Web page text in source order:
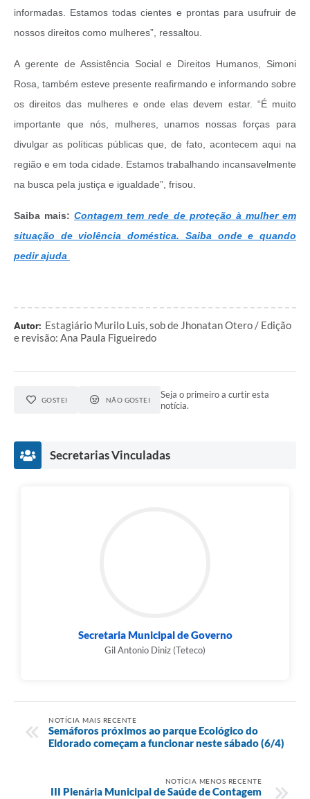
informadas. Estamos todas cientes e prontas para usufruir de
nossos direitos como mulheres”, ressaltou.
A gerente de Assistência Social e Direitos Humanos, Simoni
Rosa, também esteve presente reafirmando e informando sobre
os direitos das mulheres e onde elas devem estar. “É muito
importante que nós, mulheres, unamos nossas forças para
divulgar as políticas públicas que, de fato, acontecem aqui na
região e em toda cidade. Estamos trabalhando incansavelmente
na busca pela justiça e igualdade”, frisou.
Saiba mais:Contagem tem rede de proteção à mulher em
situação de violência doméstica. Saiba onde e quando
pedir ajuda
Autor: Estagiário Murilo Luis, sob de Jhonatan Otero / Edição
e revisão: Ana Paula Figueiredo
GOSTEI NÃO GOSTEI
Seja o primeiro a curtir esta
notícia.
Secretarias Vinculadas
Secretaria Municipal de Governo
Gil Antonio Diniz (Teteco)
NOTÍCIA MAIS RECENTE
Semáforos próximos ao parque Ecológico do
Eldorado começam a funcionar neste sábado (6/4)
NOTÍCIA MENOS RECENTE
III Plenária Municipal de Saúde de Contagem